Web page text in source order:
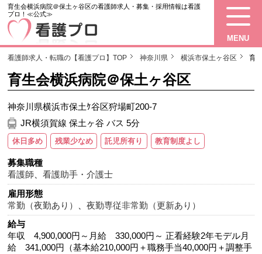
育生会横浜病院＠保土ヶ谷区の看護師求人・募集・採用情報は看護
プロ！≪公式≫
MENU
看護師求人・転職の【看護プロ】TOP 神奈川県 横浜市保土ヶ谷区 育
育生会横浜病院＠保土ヶ谷区
神奈川県横浜市保土ｹ谷区狩場町200-7
JR横須賀線 保土ヶ谷 バス 5分
休日多め 残業少なめ 託児所有り 教育制度よし
募集職種
看護師 、看護助手・介護士
雇用形態
常勤（夜勤あり）
、夜勤専従非常勤（更新あり）
給与
年収 4,900,000円～月給 330,000円～ 正看経験2年モデル月
給 341,000円（基本給210,000円＋職務手当40,000円＋調整手